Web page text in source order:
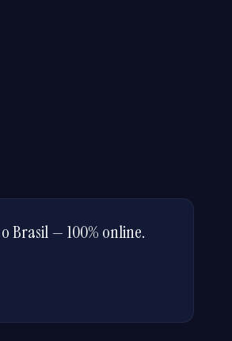
Brasil — 100% online.